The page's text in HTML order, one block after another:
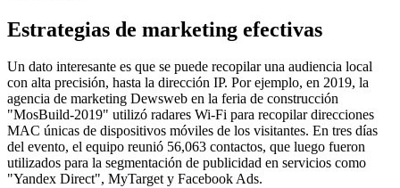
Estrategias de marketing efectivas
Un dato interesante es que se puede recopilar una audiencia local
con alta precisión, hasta la dirección IP. Por ejemplo, en 2019, la
agencia de marketing Dewsweb en la feria de construcción
"MosBuild-2019" utilizó radares Wi-Fi para recopilar direcciones
MAC únicas de dispositivos móviles de los visitantes. En tres días
del evento, el equipo reunió 56,063 contactos, que luego fueron
utilizados para la segmentación de publicidad en servicios como
"Yandex Direct", MyTarget y Facebook Ads.